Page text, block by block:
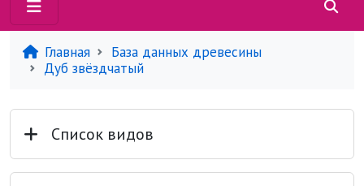
Главная
База данных древесины
Дуб звёздчатый
Список видов